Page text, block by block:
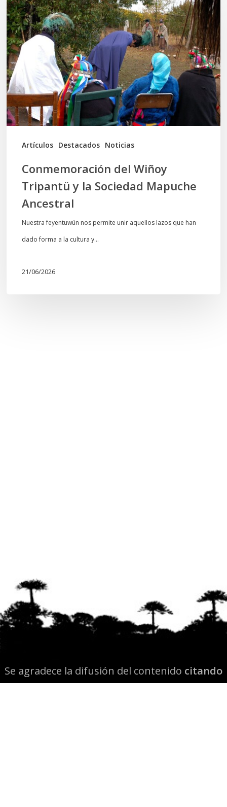
Artículos Destacados Noticias
del
Wiñoy
Tripantü
y
la
Sociedad
Mapuche
Ancestral
Conmemoración del Wiñoy
Tripantü y la Sociedad Mapuche
Ancestral
Nuestra feyentuwün nos permite unir aquellos lazos que han
dado forma a la cultura y…
21/06/2026
Se agradece la difusión del contenido citando
la fuente www.mapuexpress.org